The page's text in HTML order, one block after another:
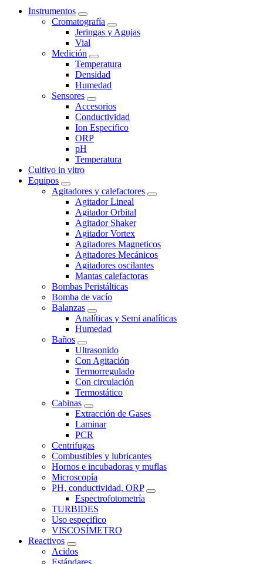
Instrumentos
Cromatografía
Jeringas y Agujas
Vial
Medición
Temperatura
Densidad
Humedad
Sensores
Accesorios
Conductividad
Ion Especifico
ORP
pH
Temperatura
Cultivo in vitro
Equipos
Agitadores y calefactores
Agitador Lineal
Agitador Orbital
Agitador Shaker
Agitador Vortex
Agitadores Magneticos
Agitadores Mecánicos
Agitadores oscilantes
Mantas calefactoras
Bombas Peristálticas
Bomba de vacío
Balanzas
Analíticas y Semi analíticas
Humedad
Baños
Ultrasonido
Con Agitación
Termorregulado
Con circulación
Termostático
Cabinas
Extracción de Gases
Laminar
PCR
Centrifugas
Combustibles y lubricantes
Hornos e incubadoras y muflas
Microscopía
PH, conductividad, ORP
Espectrofotometría
TURBIDES
Uso especifico
VISCOSÍMETRO
Reactivos
Acidos
Estándares